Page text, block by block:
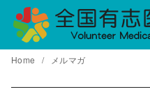
テ
Home メルマガ